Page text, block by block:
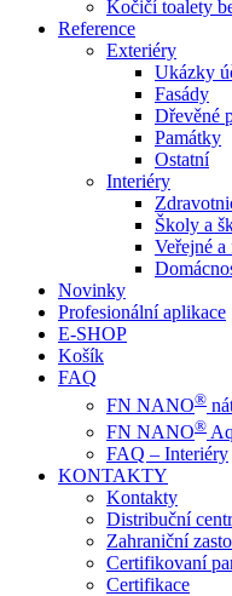
Kočičí toalety
Reference
Exteriéry
Ukázky
Fasády
Dřevěné
Památky
Ostatní
Interiéry
Školy a
Veřejné
Novinky
Profesionální aplikace
E-SHOP
Košík
FAQ
FN NANO®
FN NANO®
FAQ – Interiéry
KONTAKTY
Kontakty
Distribuční
Zahraniční
Certifikovaní
Certifikace